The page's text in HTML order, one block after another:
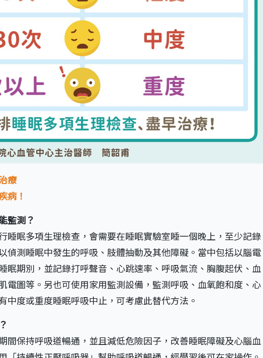
療
病！
監測？
睡眠多項生理檢查，會需要在睡眠實驗室睡一個晚上，至少記錄
偵測睡眠中發生的呼吸、肢體抽動及其他障礙。當中包括以腦電
眠期別，並記錄打呼聲音、心跳速率、呼吸氣流、胸腹起伏、血
電圖等。另也可使用家用監測設備，監測呼吸、血氧飽和度、心
中度或重度睡眠呼吸中止，可考慮此替代方法。
間保持呼吸道暢通，並且減低危險因子，改善睡眠障礙及心腦血